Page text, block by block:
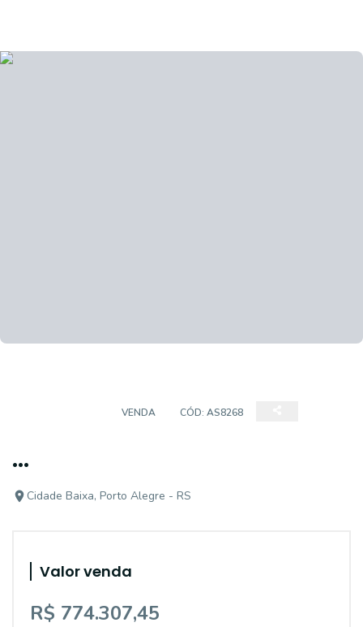
VENDA CÓD: AS8268
...
Cidade Baixa, Porto Alegre - RS
Valor venda
R$ 774.307,45